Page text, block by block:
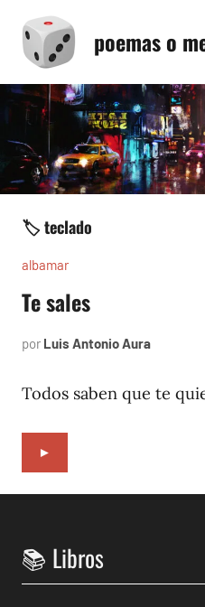
contenido
poemas o
🏷️ teclado
albamar
Te sales
por Luis Antonio Aura
1996
Todos saben que te
►